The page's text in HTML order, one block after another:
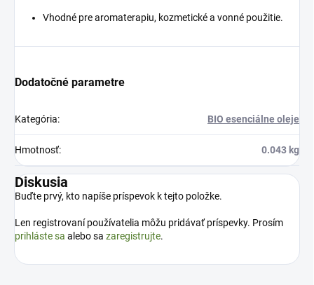
Vhodné pre aromaterapiu, kozmetické a vonné použitie.
Dodatočné parametre
Kategória: BIO esenciálne oleje
Hmotnosť: 0.043 kg
Diskusia
Buďte prvý, kto napíše príspevok k tejto položke.
Len registrovaní používatelia môžu pridávať príspevky. Prosím
prihláste sa alebo sa zaregistrujte.